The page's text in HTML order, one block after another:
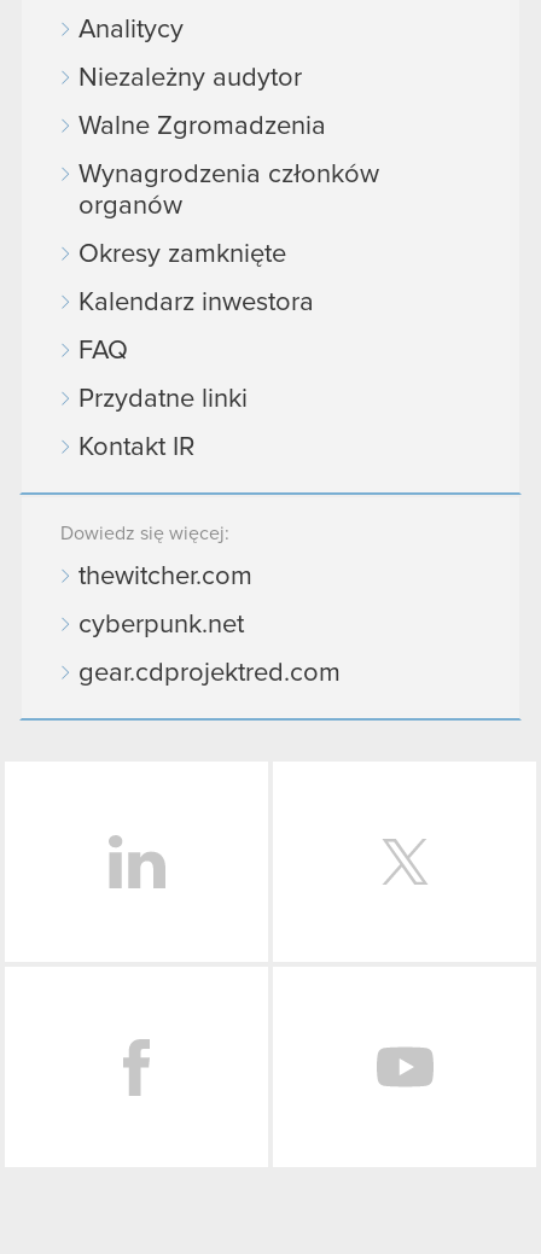
Analitycy
Niezależny audytor
Walne Zgromadzenia
Wynagrodzenia członków
organów
Okresy zamknięte
Kalendarz inwestora
FAQ
Przydatne linki
Kontakt IR
Dowiedz się więcej:
thewitcher.com
cyberpunk.net
gear.cdprojektred.com